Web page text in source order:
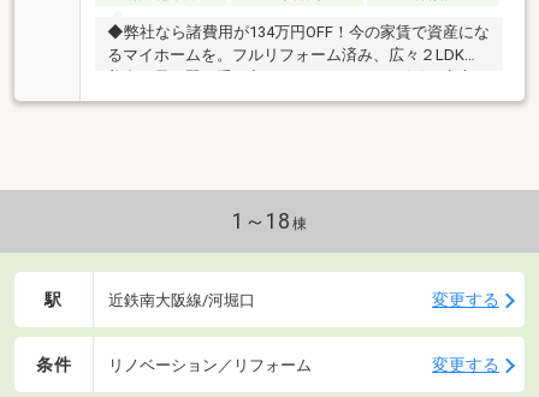
◆弊社なら諸費用が134万円OFF！今の家賃で資産にな
るマイホームを。フルリフォーム済み、広々２LDKの
ださい。しつこい営業一切ありません。
1～18 棟
駅 近鉄南大阪線/河堀口 変更する
条件 リノベーション／リフォーム 変更する